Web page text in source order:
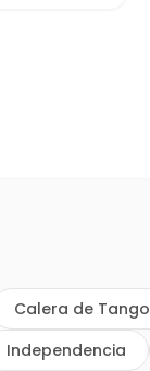
Calera de Tango
Independencia